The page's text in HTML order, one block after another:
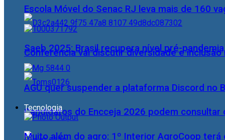
Conferência vai discutir diversidade e inclusão
Candidatos do Encceja 2026 podem consultar
Escola Móvel do Senac RJ leva mais de 160
Saeb 2025: Brasil recupera nível pré-
AGU quer suspender a plataforma Discord no
Tecnologia
Muito além do agro: 1º Interior AgroCoop